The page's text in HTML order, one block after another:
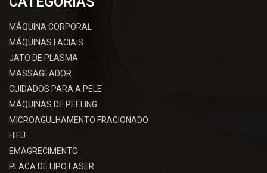
MÁQUINA CORPORAL
MÁQUINAS FACIAIS
JATO DE PLASMA
MASSAGEADOR
CUIDADOS PARA A PELE
MÁQUINAS DE PEELING
MICROAGULHAMENTO FRACIONADO
HIFU
EMAGRECIMENTO
PLACA DE LIPO LASER